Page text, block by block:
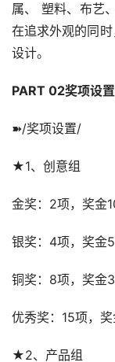
属、 塑料、布艺
在追求外观的同
设计。
PART 02奖项设置
➽/奖项设置/
★1、创意组
金奖：2项，奖金
银奖：4项，奖金
铜奖：8项，奖金
优秀奖：15项，奖
★2、产品组